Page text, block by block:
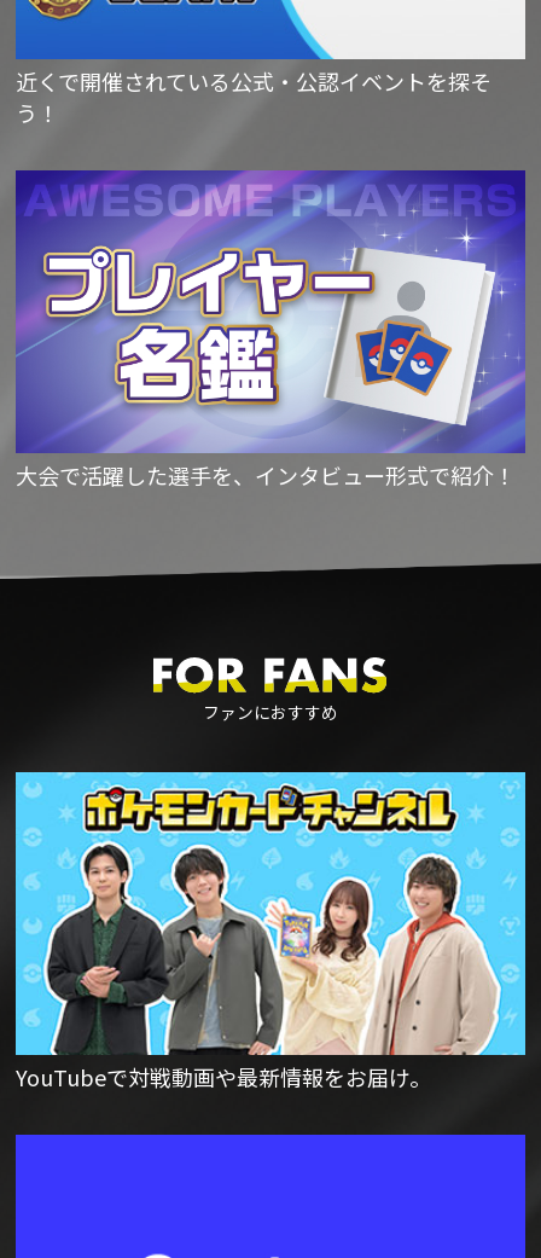
近くで開催されている公式・公認イベントを探そ
う！
大会で活躍した選手を、インタビュー形式で紹介！​
ファンにおすすめ
YouTubeで対戦動画や最新情報をお届け。